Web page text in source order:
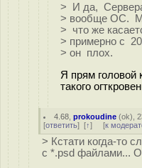
> И да,
> вообще ОС.
> что же
> примерно с
> он плох.
Я прям головой
такого
4.68 ,prokoudine (ok),
[ответить] [↑] [к
> Кстати когда-то
с *.psd файлами...